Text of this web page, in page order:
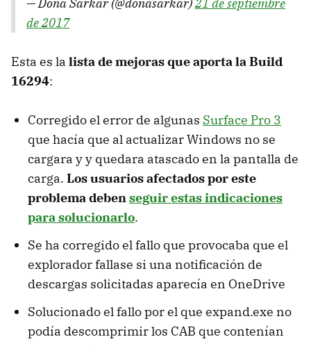
de 2017
Esta es la lista de mejoras que aporta la Build
16294:
Corregido el error de algunas Surface Pro 3
que hacía que al actualizar Windows no se
cargara y y quedara atascado en la pantalla de
carga. Los usuarios afectados por este
problema debenseguir estas indicaciones
para solucionarlo.
Se ha corregido el fallo que provocaba que el
explorador fallase si una notificación de
descargas solicitadas aparecía en OneDrive
Solucionado el fallo por el que expand.exe no
podía descomprimir los CAB que contenían